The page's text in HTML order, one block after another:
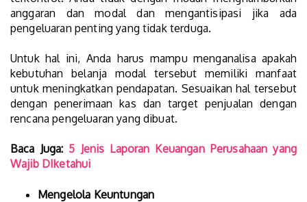
anggaran dan modal dan mengantisipasi jika ada
pengeluaran penting yang tidak terduga.
Untuk hal ini, Anda harus mampu menganalisa apakah
kebutuhan belanja modal tersebut memiliki manfaat
untuk meningkatkan pendapatan. Sesuaikan hal tersebut
dengan penerimaan kas dan target penjualan dengan
rencana pengeluaran yang dibuat.
Baca Juga: 5 Jenis Laporan Keuangan Perusahaan yang
Wajib DIketahui
Mengelola Keuntungan